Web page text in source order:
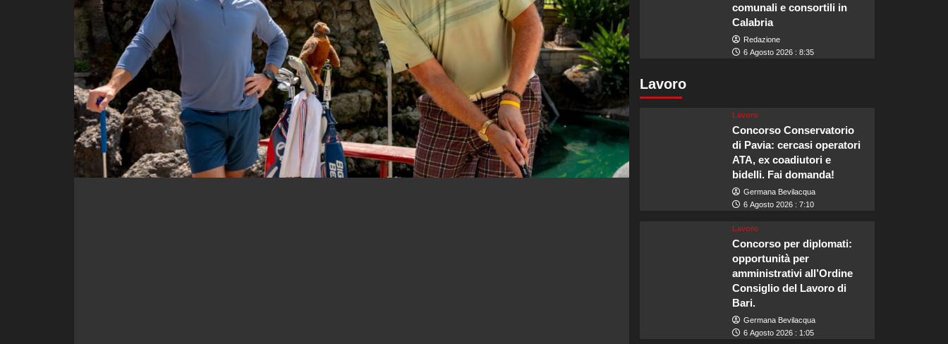
comunali e consortili in
Calabria
Redazione
6 Agosto 2026 : 8:35
Lavoro
Lavoro
Concorso Conservatorio
di Pavia: cercasi operatori
ATA, ex coadiutori e
bidelli. Fai domanda!
Germana Bevilacqua
6 Agosto 2026 : 7:10
Lavoro
Concorso per diplomati:
opportunità per
amministrativi all’Ordine
Consiglio del Lavoro di
Bari.
Germana Bevilacqua
6 Agosto 2026 : 1:05